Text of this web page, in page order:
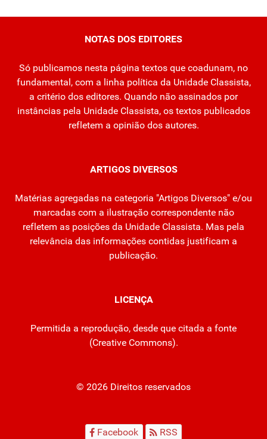
NOTAS DOS EDITORES
Só publicamos nesta página textos que coadunam, no
fundamental, com a linha política da Unidade Classista,
a critério dos editores. Quando não assinados por
instâncias pela Unidade Classista, os textos publicados
refletem a opinião dos autores.
ARTIGOS DIVERSOS
Matérias agregadas na categoria "Artigos Diversos" e/ou
marcadas com a ilustração correspondente não
refletem as posições da Unidade Classista. Mas pela
relevância das informações contidas justificam a
publicação.
LICENÇA
Permitida a reprodução, desde que citada a fonte
(Creative Commons).
© 2026 Direitos reservados
Facebook RSS